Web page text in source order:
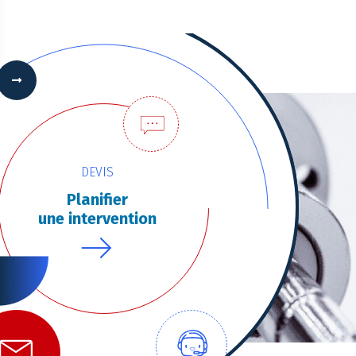
de confidentialité, en garantissant la conformité avec
DEVIS
Planifier
une intervention